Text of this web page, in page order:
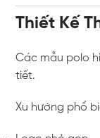
Thiết Kế
Các mẫu polo
tiết.
Xu hướng phổ